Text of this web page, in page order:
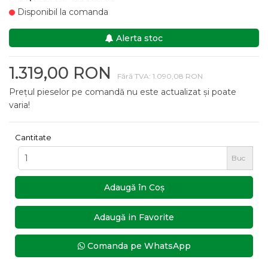
Disponibil la comanda
Alerta stoc
1.319,00 RON Fără TVA: 1.090,08 RON
Prețul pieselor pe comandă nu este actualizat și poate
varia!
Cantitate
Buc
Adaugă în Coş
Adaugă in Favorite
Comanda pe WhatsApp